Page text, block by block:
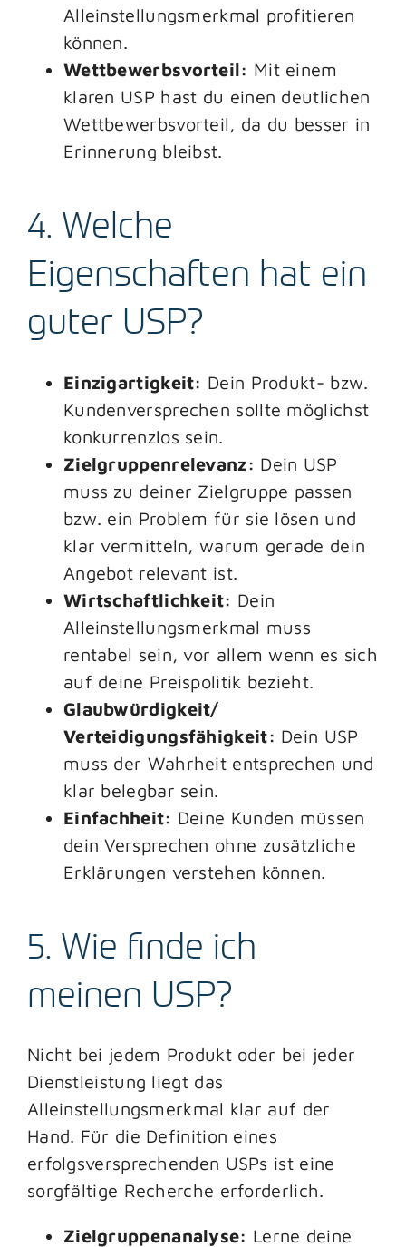
Alleinstellungsmerkmal profitieren
können.
Wettbewerbsvorteil: Mit einem
klaren USP hast du einen deutlichen
Wettbewerbsvorteil, da du besser in
Erinnerung bleibst.
4. Welche
Eigenschaften hat ein
guter USP?
Einzigartigkeit: Dein Produkt- bzw.
Kundenversprechen sollte möglichst
konkurrenzlos sein.
Zielgruppenrelevanz: Dein USP
muss zu deiner Zielgruppe passen
bzw. ein Problem für sie lösen und
klar vermitteln, warum gerade dein
Angebot relevant ist.
Wirtschaftlichkeit: Dein
Alleinstellungsmerkmal muss
rentabel sein, vor allem wenn es sich
auf deine Preispolitik bezieht.
Glaubwürdigkeit/
Verteidigungsfähigkeit: Dein USP
muss der Wahrheit entsprechen und
klar belegbar sein.
Einfachheit: Deine Kunden müssen
dein Versprechen ohne zusätzliche
Erklärungen verstehen können.
5. Wie finde ich
meinen USP?
Nicht bei jedem Produkt oder bei jeder
Dienstleistung liegt das
Alleinstellungsmerkmal klar auf der
Hand. Für die Definition eines
erfolgsversprechenden USPs ist eine
sorgfältige Recherche erforderlich.
Zielgruppenanalyse: Lerne deine